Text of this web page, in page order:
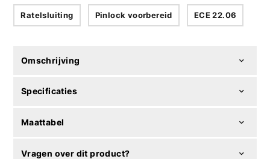
Ratelsluiting Pinlock voorbereid ECE 22.06
Omschrijving
Specificaties
Maattabel
Vragen over dit product?